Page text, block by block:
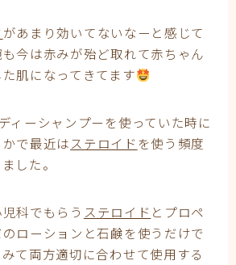
があまり効いてないなーと感じて
今は赤みが殆ど取れて赤ちゃん
肌になってきてます
ィーシャンプーを使っていた時に
で最近はステロイド を使う頻度
した。
科でもらう ステロイド とプロペ
ローションと石鹸を使うだけで
て両方適切に合わせて使用する